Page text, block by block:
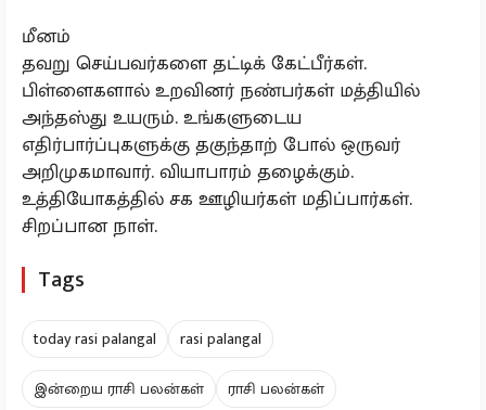
மீனம்
தவறு செய்பவர்களை தட்டிக் கேட்பீர்கள்.
பிள்ளைகளால் உறவினர் நண்பர்கள் மத்தியில்
அந்தஸ்து உயரும்‌. உங்களுடைய
எதிர்பார்ப்புகளுக்கு தகுந்தாற் போல் ஒருவர்
அறிமுகமாவார். வியாபாரம் தழைக்கும்.
உத்தியோகத்தில் சக ஊழியர்கள் மதிப்பார்கள்.
சிறப்பான நாள்.
Tags
today rasi palangal
rasi palangal
இன்றைய ராசி பலன்கள்
ராசி பலன்கள்